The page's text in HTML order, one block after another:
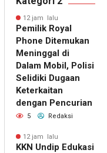
12 jam lalu
Pemilik Royal
Phone Ditemukan
Meninggal di
Dalam Mobil, Polisi
Selidiki Dugaan
Keterkaitan
dengan Pencurian
5 Redaksi
12 jam lalu
KKN Undip Edukasi